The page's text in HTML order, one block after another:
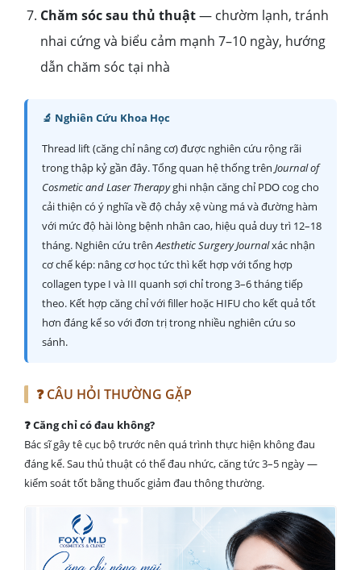
Chăm sóc sau thủ thuật— chườm lạnh, tránh
nhai cứng và biểu cảm mạnh 7–10 ngày, hướng
dẫn chăm sóc tại nhà
🔬 Nghiên Cứu Khoa Học
Thread lift (căng chỉ nâng cơ) được nghiên cứu rộng rãi
trong thập kỷ gần đây. Tổng quan hệ thống trên Journal of
Cosmetic and Laser Therapyghi nhận căng chỉ PDO cog cho
cải thiện có ý nghĩa về độ chảy xệ vùng má và đường hàm
với mức độ hài lòng bệnh nhân cao, hiệu quả duy trì 12–18
tháng. Nghiên cứu trênAesthetic Surgery Journalxác nhận
cơ chế kép: nâng cơ học tức thì kết hợp với tổng hợp
collagen type I và III quanh sợi chỉ trong 3–6 tháng tiếp
theo. Kết hợp căng chỉ với filler hoặc HIFU cho kết quả tốt
hơn đáng kể so với đơn trị trong nhiều nghiên cứu so
sánh.
❓ CÂU HỎI THƯỜNG GẶP
❓ Căng chỉ có đau không?
Bác sĩ gây tê cục bộ trước nên quá trình thực hiện không đau
đáng kể. Sau thủ thuật có thể đau nhức, căng tức 3–5 ngày —
kiểm soát tốt bằng thuốc giảm đau thông thường.